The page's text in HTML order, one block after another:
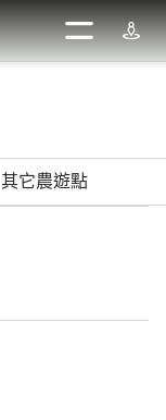
開啟
週
其它農遊點